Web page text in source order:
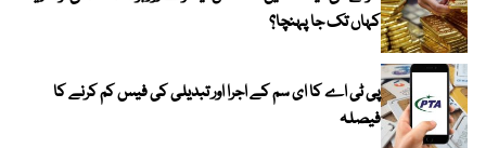
کہاں تک جا پہنچا؟
پی ٹی اے کا ای سم کے اجرا اور تبدیلی کی فیس کم کرنے کا
فیصلہ